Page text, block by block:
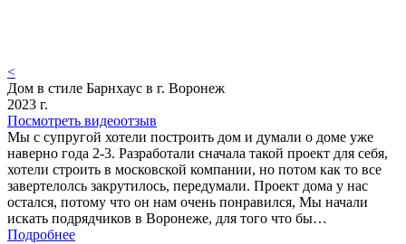
<
Дом в стиле Барнхаус в г. Воронеж
2023 г.
Посмотреть видеоотзыв
Мы с супругой хотели построить дом и думали о доме уже
наверно года 2-3. Разработали сначала такой проект для себя,
хотели строить в московской компании, но потом как то все
завертелолсь закрутилось, передумали. Проект дома у нас
остался, потому что он нам очень понравился, Мы начали
искать подрядчиков в Воронеже, для того что бы…
Подробнее